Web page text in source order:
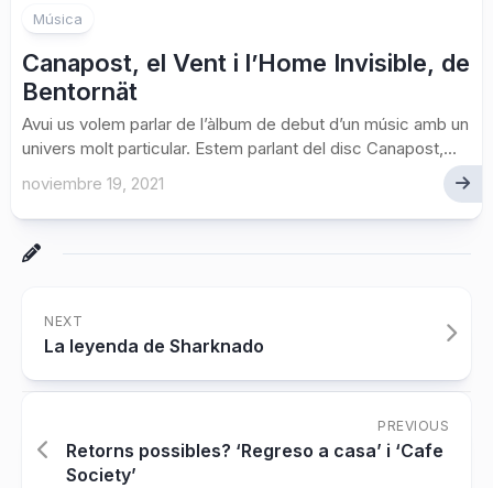
Música
Canapost, el Vent i l’Home Invisible, de
Bentornät
Avui us volem parlar de l’àlbum de debut d’un músic amb un
univers molt particular. Estem parlant del disc Canapost,...
noviembre 19, 2021
NEXT
La leyenda de Sharknado
PREVIOUS
Retorns possibles? ‘Regreso a casa’ i ‘Cafe
Society’